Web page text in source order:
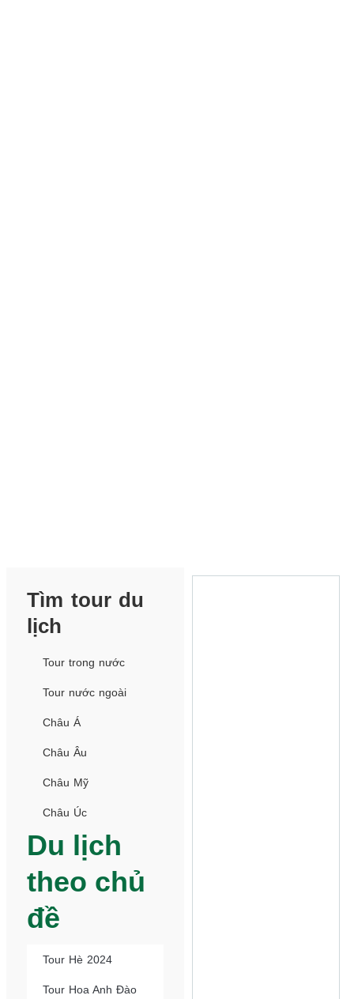
Tìm tour du
lịch
Tour trong nước
Tour nước ngoài
Châu Á
Châu Âu
Châu Mỹ
Châu Úc
Du lịch
theo chủ
đề
Tour Hè 2024
Tour Hoa Anh Đào